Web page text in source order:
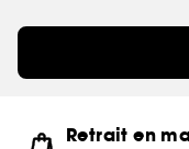
Retrait en